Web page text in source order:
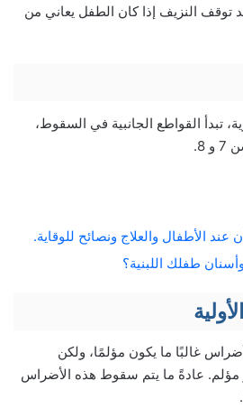
توقف النزيف إذا كان الطفل يعاني من
تبدأ القواطع الجانبية في السقوط،
8.
الأطفال والعلاج ونصائح للوقاية.
طفلك اللبنية؟
غالبًا ما يكون مؤلمًا، ولكن
عادةً ما يتم سقوط هذه الأضراس